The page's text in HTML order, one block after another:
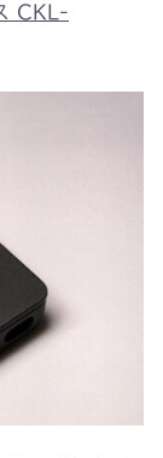
CKL-